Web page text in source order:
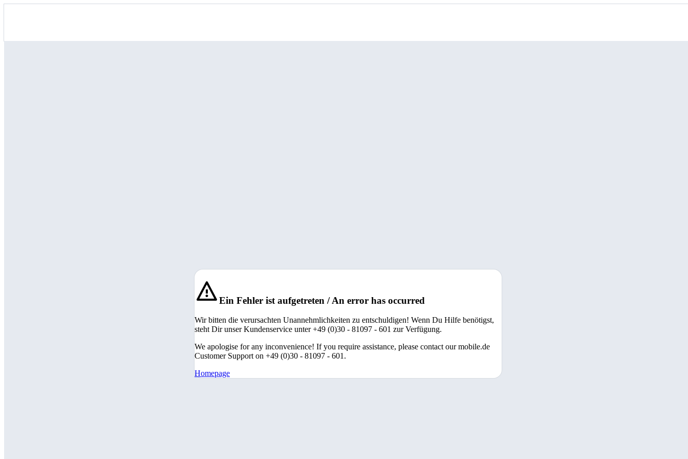
Ein Fehler ist aufgetreten / An error has occurred
Wir bitten die verursachten Unannehmlichkeiten zu entschuldigen! Wenn Du Hilfe benötigst,
steht Dir unser Kundenservice unter +49 (0)30 - 81097 - 601 zur Verfügung.
We apologise for any inconvenience! If you require assistance, please contact our mobile.de
Customer Support on +49 (0)30 - 81097 - 601.
Homepage